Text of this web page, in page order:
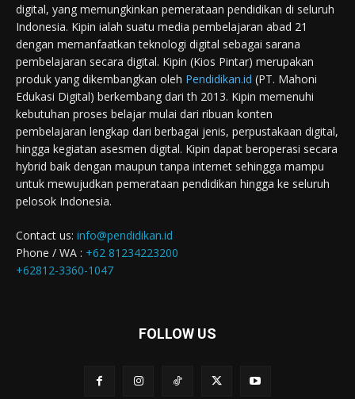
digital, yang memungkinkan pemerataan pendidikan di seluruh
Indonesia. Kipin ialah suatu media pembelajaran abad 21
dengan memanfaatkan teknologi digital sebagai sarana
pembelajaran secara digital. Kipin (Kios Pintar) merupakan
produk yang dikembangkan oleh Pendidikan.id (PT. Mahoni
Edukasi Digital) berkembang dari th 2013. Kipin memenuhi
kebutuhan proses belajar mulai dari ribuan konten
pembelajaran lengkap dari berbagai jenis, perpustakaan digital,
hingga kegiatan asesmen digital. Kipin dapat beroperasi secara
hybrid baik dengan maupun tanpa internet sehingga mampu
untuk mewujudkan pemerataan pendidikan hingga ke seluruh
pelosok Indonesia.
Contact us: info@pendidikan.id
Phone / WA : +62 81234223200
+62812-3360-1047
FOLLOW US